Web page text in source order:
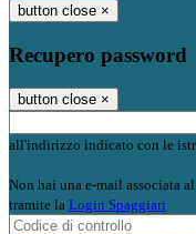
button close ×
Recupero password
button close ×
all'indirizzo indicato con le
Non hai una e-mail associata
tramite la Login Spaggiari